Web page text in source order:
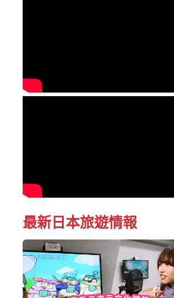
最新日本旅遊情報